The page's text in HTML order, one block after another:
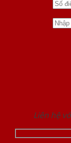
Liên hệ